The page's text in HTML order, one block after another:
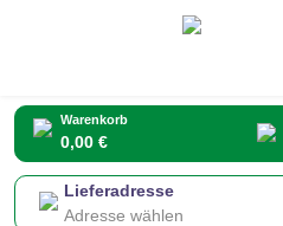
Warenkorb
0,00 €
Lieferadresse
Adresse wählen